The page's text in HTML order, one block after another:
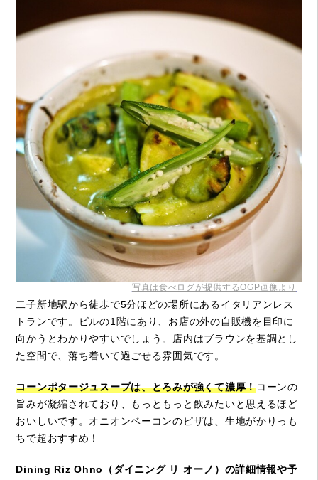
写真は食べログが提供するOGP画像より
二子新地駅から徒歩で5分ほどの場所にあるイタリアンレス
トランです。ビルの1階にあり、お店の外の自販機を目印に
向かうとわかりやすいでしょう。店内はブラウンを基調とし
た空間で、落ち着いて過ごせる雰囲気です。
コーンポタージュスープは、とろみが強くて濃厚！コーンの
旨みが凝縮されており、もっともっと飲みたいと思えるほど
おいしいです。オニオンベーコンのピザは、生地がかりっも
ちで超おすすめ！
Dining Riz Ohno（ダイニング リ オーノ）の詳細情報や予